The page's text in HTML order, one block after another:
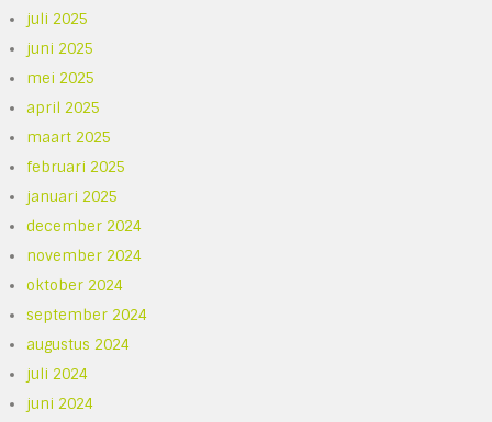
juli 2025
juni 2025
mei 2025
april 2025
maart 2025
februari 2025
januari 2025
december 2024
november 2024
oktober 2024
september 2024
augustus 2024
juli 2024
juni 2024